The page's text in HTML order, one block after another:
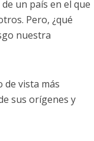
un país en el que
Pero, ¿qué
nuestra
de vista más
sus orígenes y